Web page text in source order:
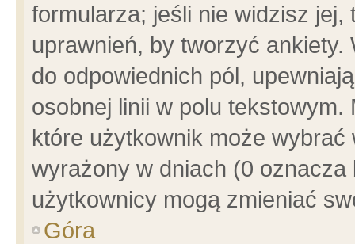
formularza; jeśli nie widzisz
uprawnień, by tworzyć ankiety.
do odpowiednich pól,
osobnej linii w polu
które użytkownik może
wyrażony w dniach (0
użytkownicy mogą zmieniać
Góra